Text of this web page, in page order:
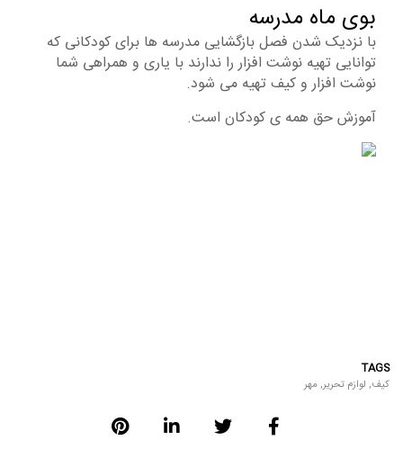
بوی ماه مدرسه
با نزدیک شدن فصل بازگشایی مدرسه ها برای کودکانی که
توانایی تهیه نوشت افزار را ندارند با یاری و همراهی شما
نوشت افزار و کیف تهیه می شود.
آموزش حق همه ی کودکان است.
TAGS
کیف, لوازم تحریر, مهر